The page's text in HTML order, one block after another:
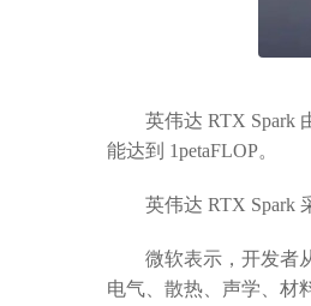
英伟达 RTX Spark 由
能达到 1petaFLOP。
英伟达 RTX Spark 采
微软表示，开发者从
电气、散热、声学、材